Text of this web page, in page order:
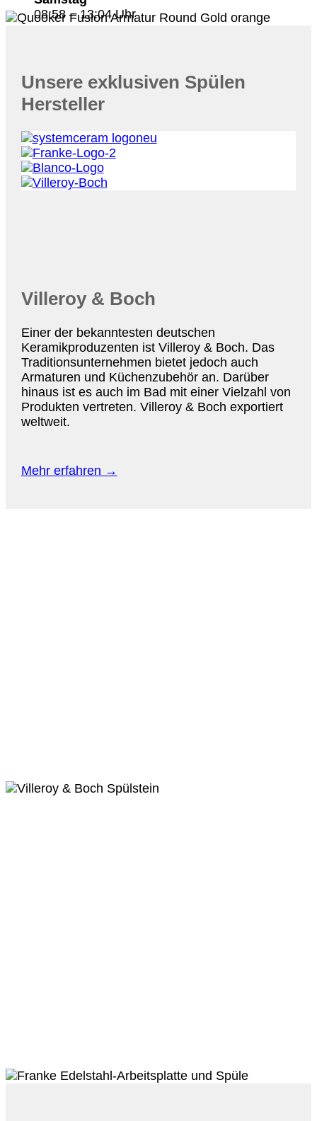
08:58 – 13:04 Uhr
Unsere exklusiven Spülen
Hersteller
Villeroy & Boch
Einer der bekanntesten deutschen
Keramikproduzenten ist Villeroy & Boch. Das
Traditionsunternehmen bietet jedoch auch
Armaturen und Küchenzubehör an. Darüber
hinaus ist es auch im Bad mit einer Vielzahl von
Produkten vertreten. Villeroy & Boch exportiert
weltweit.
Mehr erfahren →